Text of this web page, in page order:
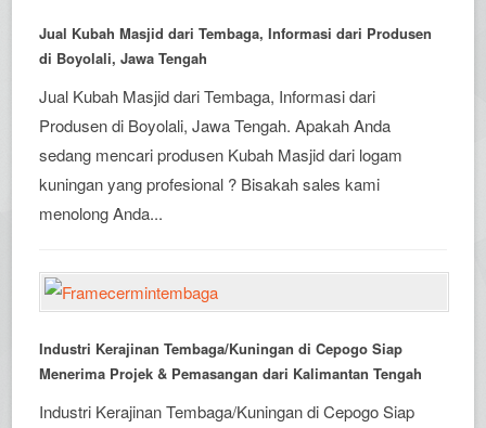
Jual Kubah Masjid dari Tembaga, Informasi dari Produsen
di Boyolali, Jawa Tengah
Jual Kubah Masjid dari Tembaga, Informasi dari
Produsen di Boyolali, Jawa Tengah. Apakah Anda
sedang mencari produsen Kubah Masjid dari logam
kuningan yang profesional ? Bisakah sales kami
menolong Anda...
Industri Kerajinan Tembaga/Kuningan di Cepogo Siap
Menerima Projek & Pemasangan dari Kalimantan Tengah
Industri Kerajinan Tembaga/Kuningan di Cepogo Siap